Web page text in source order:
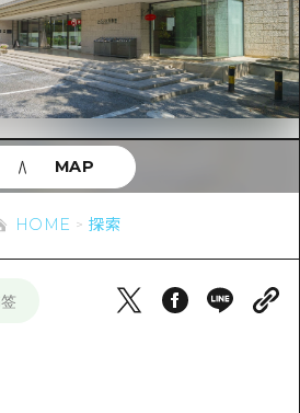
会
水
车
活
意旅行
内
边
行
内
息
游览门票
HOME 探索
MAP